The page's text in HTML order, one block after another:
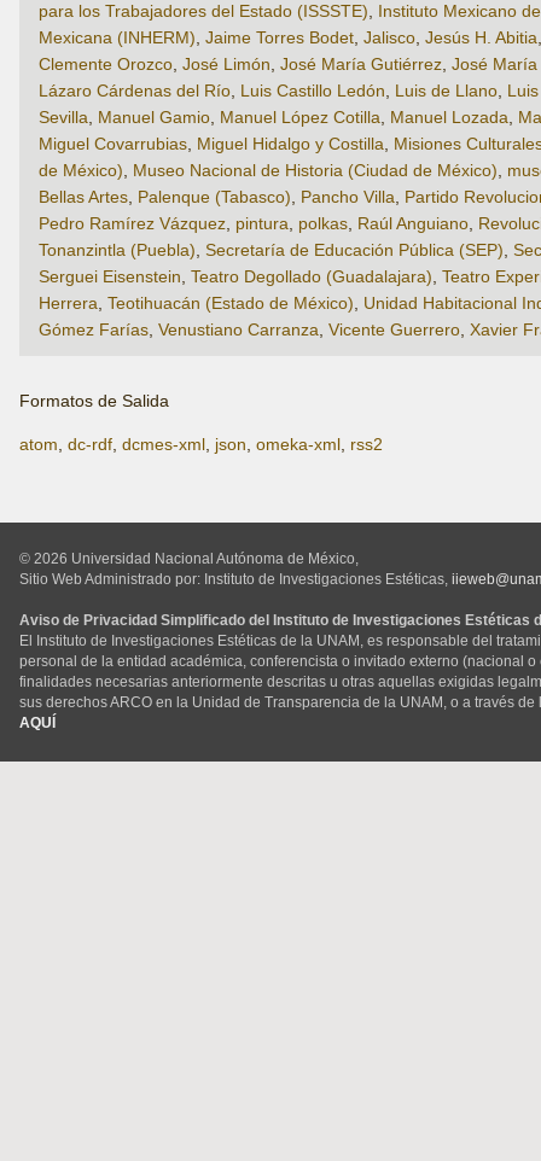
para los Trabajadores del Estado (ISSSTE)
Instituto Mexicano
Mexicana (INHERM) Jaime Torres Bodet Jalisco Jesús H. Abitia
Clemente Orozco José Limón José María Gutiérrez José María
Lázaro Cárdenas del Río Luis Castillo Ledón Luis de Llano
Sevilla
Manuel Gamio Manuel López Cotilla Manuel Lozada
Miguel Covarrubias Miguel Hidalgo y Costilla
Misiones
de México)
Museo Nacional de Historia (Ciudad de México)
Bellas Artes Palenque (Tabasco) Pancho Villa
Partido
Pedro Ramírez Vázquez pintura polkas Raúl Anguiano
Tonanzintla (Puebla) Secretaría de Educación Pública (SEP)
Serguei Eisenstein Teatro Degollado (Guadalajara) Teatro
Herrera Teotihuacán (Estado de México)
Unidad Habitacional
Gómez Farías Venustiano Carranza Vicente Guerrero Xavier
Formatos de Salida
atom dc-rdf dcmes-xml json omeka-xml rss2
© 2026 Universidad Nacional Autónoma de México,
Sitio Web Administrado por: Instituto de Investigaciones Estéticas,
Aviso de Privacidad Simplificado del Instituto de Investigaciones Estéticas
El Instituto de Investigaciones Estéticas de la UNAM, es responsable del
personal de la entidad académica, conferencista o invitado externo (nacional
finalidades necesarias anteriormente descritas u otras aquellas exigidas
sus derechos ARCO en la Unidad de Transparencia de la UNAM, o a través
AQUÍ